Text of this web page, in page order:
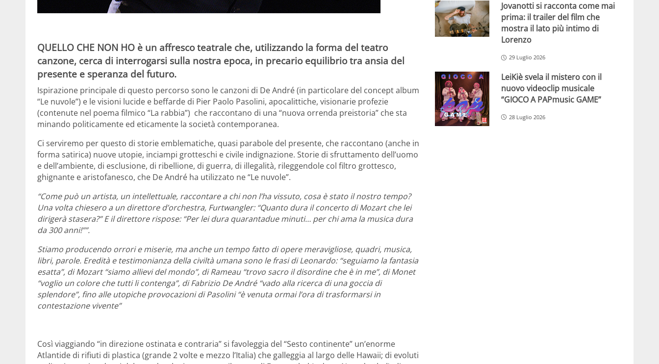
QUELLO CHE NON HO è un affresco teatrale che, utilizzando la forma del teatro
canzone, cerca di interrogarsi sulla nostra epoca, in precario equilibrio tra ansia del
presente e speranza del futuro.
Ispirazione principale di questo percorso sono le canzoni di De André (in particolare del concept album
“Le nuvole”) e le visioni lucide e beffarde di Pier Paolo Pasolini, apocalittiche, visionarie profezie
(contenute nel poema filmico “La rabbia”) che raccontano di una “nuova orrenda preistoria” che sta
minando politicamente ed eticamente la società contemporanea.
Ci serviremo per questo di storie emblematiche, quasi parabole del presente, che raccontano (anche in
forma satirica) nuove utopie, inciampi grotteschi e civile indignazione. Storie di sfruttamento dell’uomo
e dell’ambiente, di esclusione, di ribellione, di guerra, di illegalità, rileggendole col filtro grottesco,
ghignante e aristofanesco, che De André ha utilizzato ne “Le nuvole”.
“Come può un artista, un intellettuale, raccontare a chi non l’ha vissuto, cosa è stato il nostro tempo?
Una volta chiesero a un direttore d’orchestra, Furtwangler: “Quanto dura il concerto di Mozart che lei
dirigerà stasera?” E il direttore rispose: “Per lei dura quarantadue minuti… per chi ama la musica dura
da 300 anni!””.
Stiamo producendo orrori e miserie, ma anche un tempo fatto di opere meravigliose, quadri, musica,
libri, parole. Eredità e testimonianza della civiltà umana sono le frasi di Leonardo: “seguiamo la fantasia
esatta”, di Mozart “siamo allievi del mondo”, di Rameau “trovo sacro il disordine che è in me”, di Monet
“voglio un colore che tutti li contenga”, di Fabrizio De André “vado alla ricerca di una goccia di
splendore”, fino alle utopiche provocazioni di Pasolini “è venuta ormai l’ora di trasformarsi in
contestazione vivente”
Così viaggiando “in direzione ostinata e contraria” si favoleggia del “Sesto continente” un’enorme
Atlantide di rifiuti di plastica (grande 2 volte e mezzo l’Italia) che galleggia al largo delle Hawaii; di evoluti
Jovanotti si racconta come mai
prima: il trailer del film che
mostra il lato più intimo di
Lorenzo
29 Luglio 2026
LeiKiè svela il mistero con il
nuovo videoclip musicale
“GIOCO A PAPmusic GAME”
28 Luglio 2026